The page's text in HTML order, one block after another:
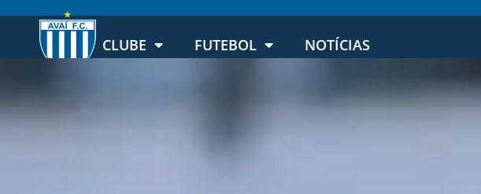
CLUBE FUTEBOL NOTÍCIAS